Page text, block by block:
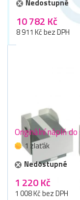
Nedostupné
10 782 Kč
8 911 Kč bez DPH
Originální náplň
1 zlaťák
Nedostupné
1 220 Kč
1 008 Kč bez DPH